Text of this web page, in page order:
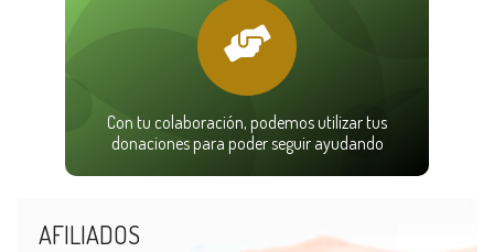
Con tu colaboración, podemos utilizar tus
donaciones para poder seguir ayudando
AFILIADOS